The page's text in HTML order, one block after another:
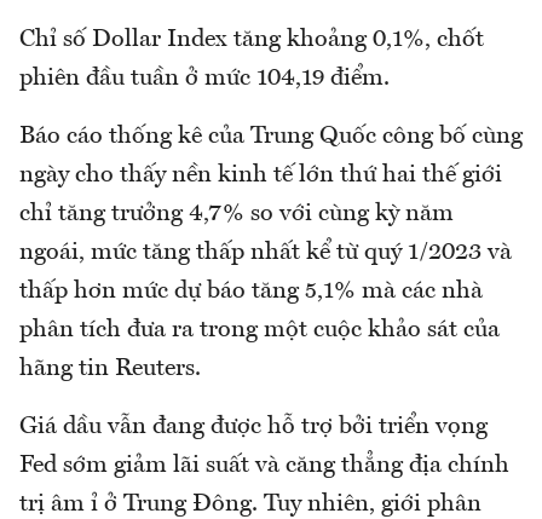
Chỉ số Dollar Index tăng khoảng 0,1%, chốt
phiên đầu tuần ở mức 104,19 điểm.
Báo cáo thống kê của Trung Quốc công bố cùng
ngày cho thấy nền kinh tế lớn thứ hai thế giới
chỉ tăng trưởng 4,7% so với cùng kỳ năm
ngoái, mức tăng thấp nhất kể từ quý 1/2023 và
thấp hơn mức dự báo tăng 5,1% mà các nhà
phân tích đưa ra trong một cuộc khảo sát của
hãng tin Reuters.
Giá dầu vẫn đang được hỗ trợ bởi triển vọng
Fed sớm giảm lãi suất và căng thẳng địa chính
trị âm ỉ ở Trung Đông. Tuy nhiên, giới phân